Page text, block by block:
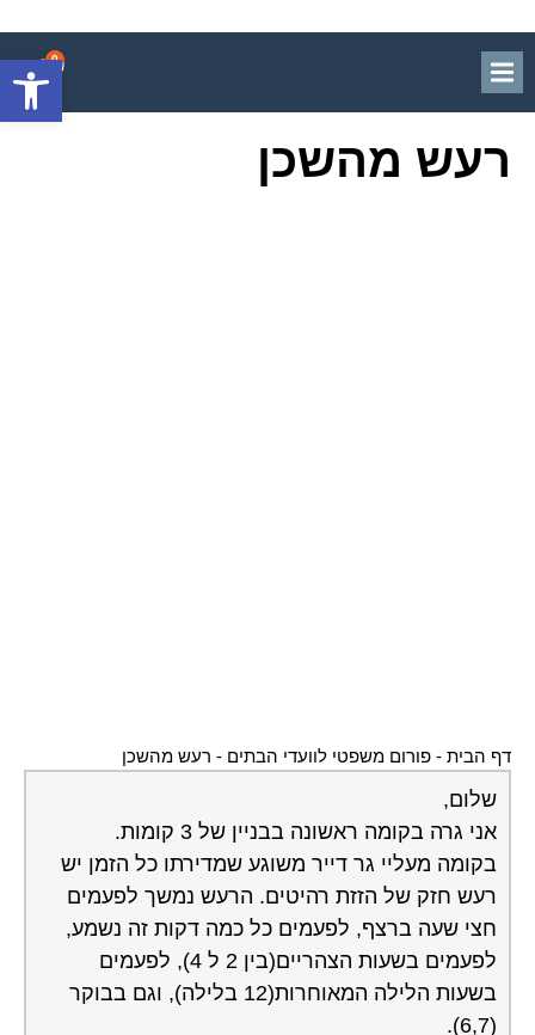
פתח0
רעש מהשכן
דף הבית - פורום משפטי לוועדי הבתים - רעש מהשכן
שלום,
אני גרה בקומה ראשונה בבניין של 3 קומות.
בקומה מעליי גר דייר משוגע שמדירתו כל הזמן יש
רעש חזק של הזזת רהיטים. הרעש נמשך לפעמים
חצי שעה ברצף, לפעמים כל כמה דקות זה נשמע,
לפעמים בשעות הצהריים(בין 2 ל 4), לפעמים
בשעות הלילה המאוחרות(12 בלילה), וגם בבוקר
(6,7).